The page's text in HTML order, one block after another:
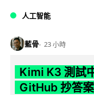
人工智能
藍骨 23 小時
Kimi K3 測試
GitHub 抄答